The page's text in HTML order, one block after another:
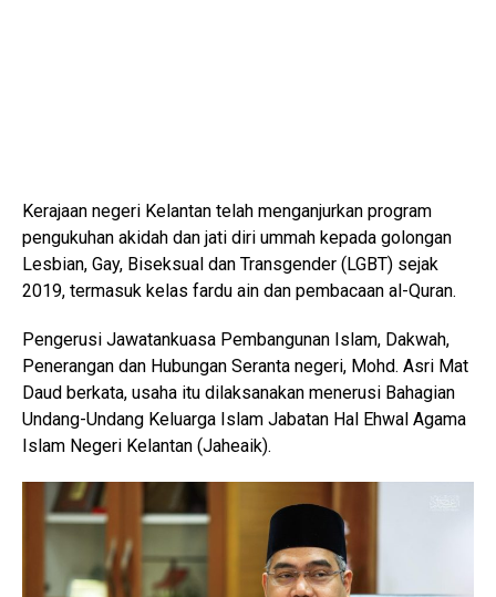
Kerajaan negeri Kelantan telah menganjurkan program
pengukuhan akidah dan jati diri ummah kepada golongan
Lesbian, Gay, Biseksual dan Transgender (LGBT) sejak
2019, termasuk kelas fardu ain dan pembacaan al-Quran.
Pengerusi Jawatankuasa Pembangunan Islam, Dakwah,
Penerangan dan Hubungan Seranta negeri, Mohd. Asri Mat
Daud berkata, usaha itu dilaksanakan menerusi Bahagian
Undang-Undang Keluarga Islam Jabatan Hal Ehwal Agama
Islam Negeri Kelantan (Jaheaik).